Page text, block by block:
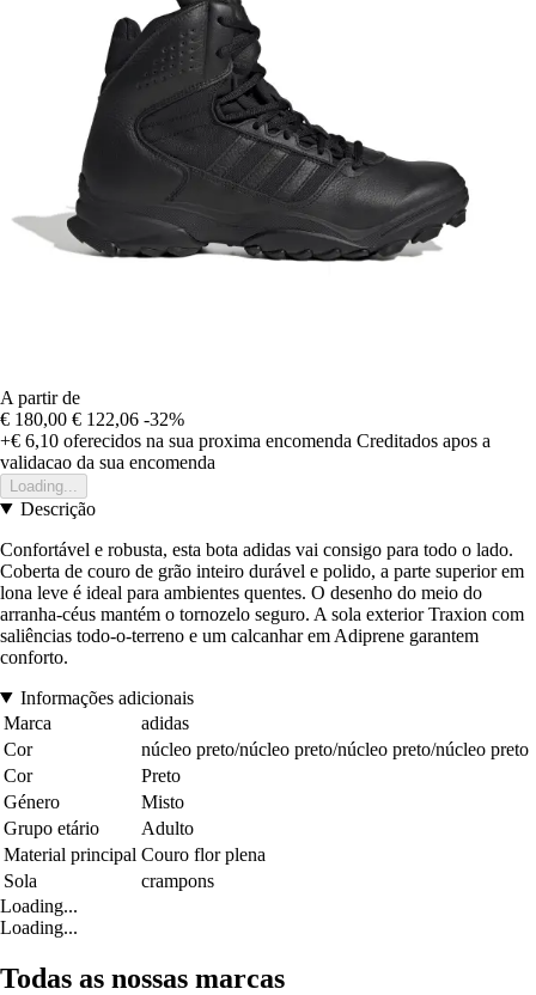
A partir de
€ 180,00 € 122,06 -32%
+€ 6,10 oferecidos na sua proxima encomenda Creditados apos a
validacao da sua encomenda
Loading...
Descrição
Confortável e robusta, esta bota adidas vai consigo para todo o lado.
Coberta de couro de grão inteiro durável e polido, a parte superior em
lona leve é ideal para ambientes quentes. O desenho do meio do
arranha-céus mantém o tornozelo seguro. A sola exterior Traxion com
saliências todo-o-terreno e um calcanhar em Adiprene garantem
conforto.
Informações adicionais
Marca
adidas
Cor
núcleo preto/núcleo preto/núcleo preto/núcleo preto
Cor
Preto
Género
Misto
Grupo etário
Adulto
Material principal Couro flor plena
Sola
crampons
Loading...
Loading...
Todas as nossas marcas